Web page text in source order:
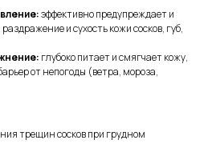
эффективно предупреждает и
и сухость кожи сосков, губ,
глубоко питает и смягчает кожу,
от непогоды (ветра, мороза,
трещин сосков при грудном